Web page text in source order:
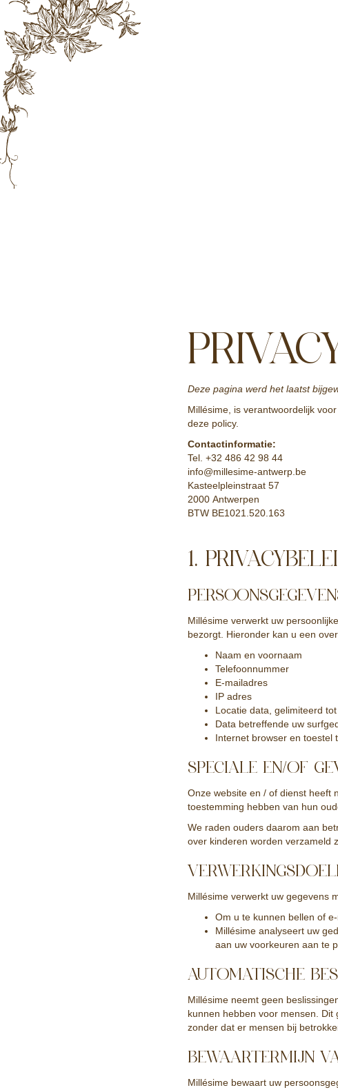
Deze pagina werd het laatst
Millésime, is verantwoordelijk
deze policy.
Contactinformatie:
Tel. +32 486 42 98 44
info@millesime-antwerp.be
Kasteelpleinstraat 57
2000 Antwerpen
BTW BE1021.520.163
1.
Millésime verwerkt uw
bezorgt. Hieronder kan u een
Naam en voornaam
Telefoonnummer
E-mailadres
IP adres
Locatie data, gelimiteerd
Data betreffende uw
Internet browser en toestel
SPECIALE EN/OF
Onze website en / of dienst heeft
toestemming hebben van hun
We raden ouders daarom aan
over kinderen worden verzameld
Millésime verwerkt uw gegevens
Om u te kunnen bellen of
Millésime analyseert uw
aan uw voorkeuren aan te
AUTOMATISCHE
Millésime neemt geen
kunnen hebben voor mensen. Dit
zonder dat er mensen bij
BEWAARTERMIJN
Millésime bewaart uw